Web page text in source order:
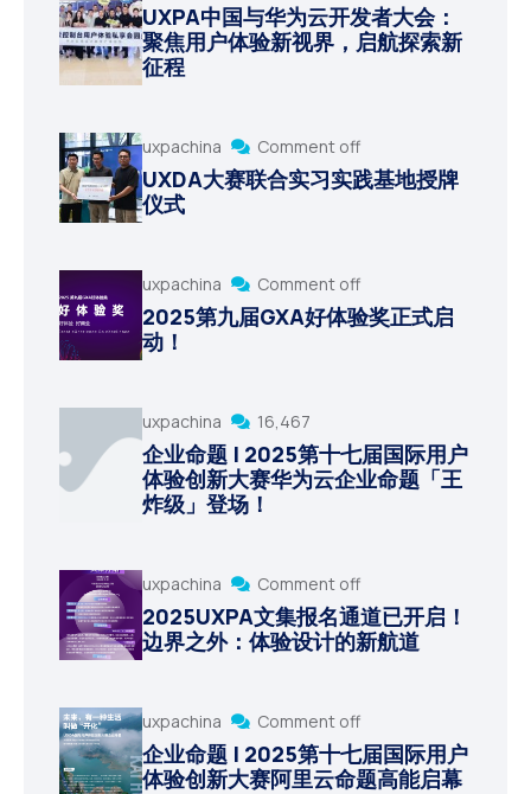
UXPA中国与华为云开发者大会：
聚焦用户体验新视界，启航探索新
征程
uxpachina Comment off
UXDA大赛联合实习实践基地授牌
仪式
uxpachina Comment off
2025第九届GXA好体验奖正式启
动！
uxpachina 16,467
企业命题 | 2025第十七届国际用户
体验创新大赛华为云企业命题「王
炸级」登场！
uxpachina Comment off
2025UXPA文集报名通道已开启！
边界之外：体验设计的新航道
uxpachina Comment off
企业命题 | 2025第十七届国际用户
体验创新大赛阿里云命题高能启幕